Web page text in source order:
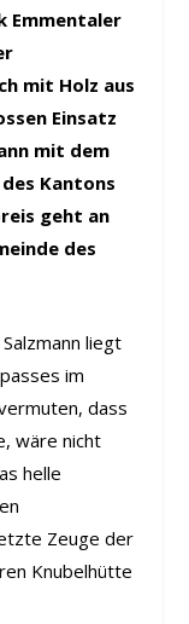
Emmentaler
mit Holz aus
Einsatz
mit dem
Kantons
geht an
des
liegt
im
dass
wäre nicht
helle
Zeuge der
Knubelhütte